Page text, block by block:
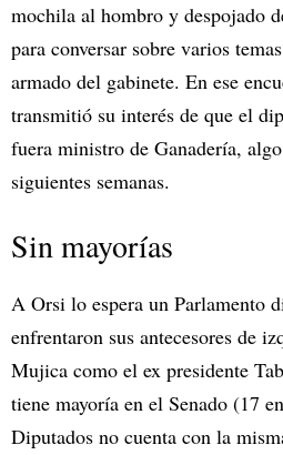
mochila al hombro y despojado
para conversar sobre varios
armado del gabinete. En ese
transmitió su interés de que el
fuera ministro de Ganadería,
siguientes semanas.
Sin mayorías
A Orsi lo espera un Parlamento
enfrentaron sus antecesores de
Mujica como el ex presidente
tiene mayoría en el Senado (17
Diputados no cuenta con la